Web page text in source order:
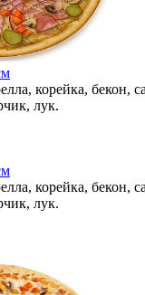
корейка, бекон,
лук.
корейка, бекон,
лук.